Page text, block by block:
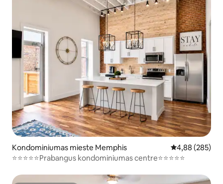
Kondominiumas mieste Memphis Vidutinis
4,88 (285)
⭐️⭐️⭐️⭐️⭐️Prabangus kondominiumas centre⭐️⭐️⭐️⭐️⭐️